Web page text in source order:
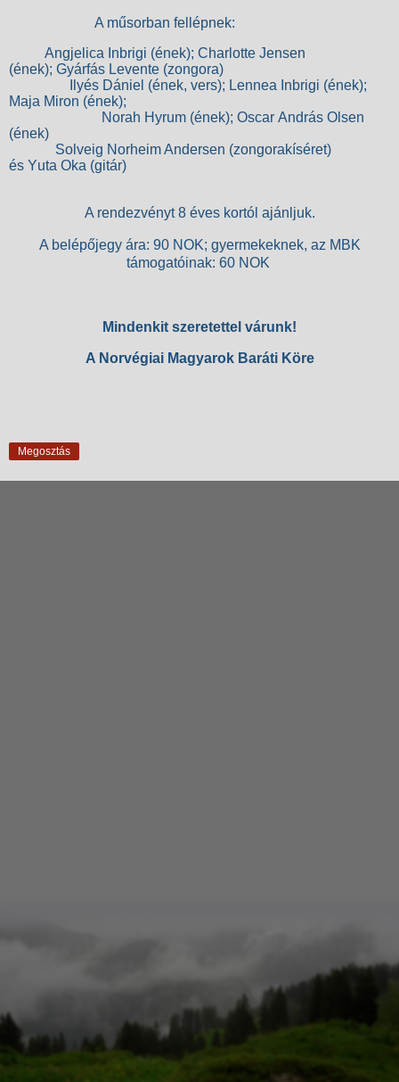
A műsorban fellépnek:
Angjelica Inbrigi (ének); Charlotte Jensen
(ének); Gyárfás Levente (zongora)
Ilyés Dániel (ének, vers); Lennea Inbrigi (ének);
Maja Miron (ének);
Norah Hyrum (ének); Oscar András Olsen
(ének)
Solveig Norheim Andersen (zongorakíséret)
és Yuta Oka (gitár)
A rendezvényt 8 éves kortól ajánljuk.
A belépőjegy ára: 90 NOK; gyermekeknek, az MBK
támogatóinak: 60 NOK
Mindenkit szeretettel várunk!
A Norvégiai Magyarok Baráti Köre
Megosztás